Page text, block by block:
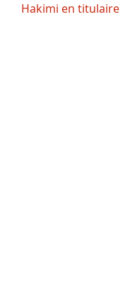
Hakimi en titulaire